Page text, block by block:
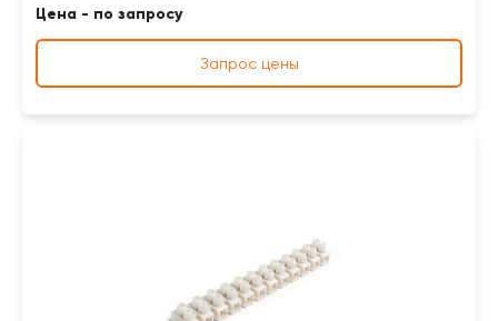
Цена - по запросу
Запрос цены